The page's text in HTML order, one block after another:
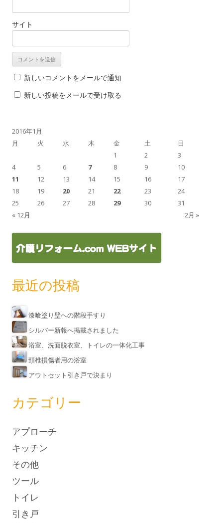
サイト
新しいコメントをメールで通知
新しい投稿をメールで受け取る
2016年1月
月
火 水 木 金 土 日
« 12月 2月 »
1 2
3
4
5 6 7 8 9
10
11
12 13 14 15 16
17
18
19 20 21 22 23
24
25
26 27 28 29 30 31
最近の投稿
漆喰塗り壁への階段手すり
シルバー新報へ掲載されました
浴室、洗面脱衣室、トイレの一体化工事
頸椎損傷者用の浴室
アウトセット引き戸で決まり
カテゴリー
アプローチ
キッチン
その他
ツール
トイレ
引き戸